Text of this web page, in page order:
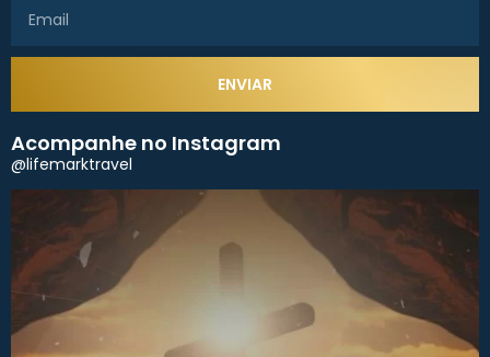
ENVIAR
Acompanhe no Instagram
@lifemarktravel